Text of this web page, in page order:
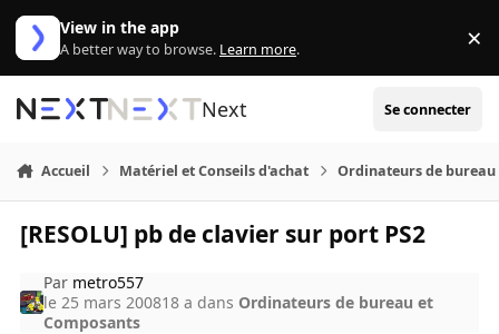
Aller au contenu
View in the app
A better way to browse. Learn more. ×
Next Se connecter
Accueil Matériel et Conseils d'achat Ordinateurs de bureau
[RESOLU] pb de clavier sur port PS2
Par metro557
le 25 mars 200818 a dans Ordinateurs de bureau et
Composants